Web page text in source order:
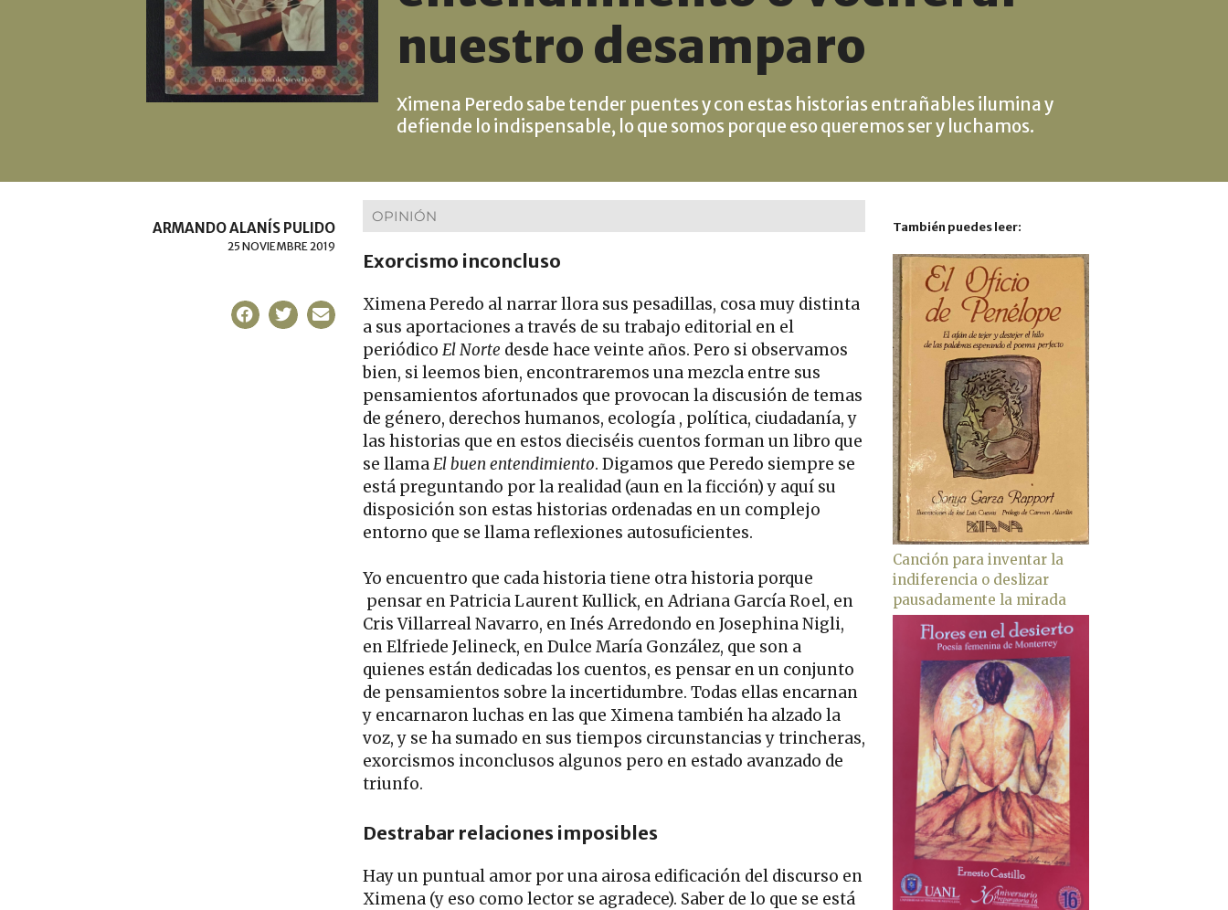
nuestro desamparo
Ximena Peredo sabe tender puentes y con estas historias entrañables ilumina y
defiende lo indispensable, lo que somos porque eso queremos ser y luchamos.
OPINIÓN
Exorcismo inconcluso
Ximena Peredo al narrar llora sus pesadillas, cosa muy distinta
a sus aportaciones a través de su trabajo editorial en el
periódico El Norte desde hace veinte años. Pero si observamos
bien, si leemos bien, encontraremos una mezcla entre sus
pensamientos afortunados que provocan la discusión de temas
de género, derechos humanos, ecología , política, ciudadanía, y
las historias que en estos dieciséis cuentos forman un libro que
se llamaEl buen entendimiento. Digamos que Peredo siempre se
está preguntando por la realidad (aun en la ficción) y aquí su
disposición son estas historias ordenadas en un complejo
entorno que se llama reflexiones autosuficientes.
Yo encuentro que cada historia tiene otra historia porque
pensar en Patricia Laurent Kullick, en Adriana García Roel, en
Cris Villarreal Navarro, en Inés Arredondo en Josephina Nigli,
en Elfriede Jelineck, en Dulce María González, que son a
quienes están dedicadas los cuentos, es pensar en un conjunto
de pensamientos sobre la incertidumbre. Todas ellas encarnan
y encarnaron luchas en las que Ximena también ha alzado la
voz, y se ha sumado en sus tiempos circunstancias y trincheras,
exorcismos inconclusos algunos pero en estado avanzado de
triunfo.
Destrabar relaciones imposibles
Hay un puntual amor por una airosa edificación del discurso en
Ximena (y eso como lector se agradece). Saber de lo que se está
ARMANDO ALANÍS PULIDO
25 NOVIEMBRE 2019
También puedes leer:
Canción para inventar la
indiferencia o deslizar
pausadamente la mirada